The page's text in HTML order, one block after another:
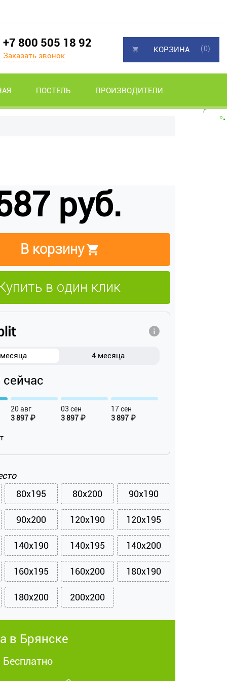
+7 800 505 18 92
Заказать звонок
ПОСТЕЛЬ ПРОИЗВОДИТЕЛИ
КОРЗИНА (0)
руб.
В корзину
в один клик
4 месяца
20 авг
3 897 ₽
03 сен
3 897 ₽
17 сен
3 897 ₽
80x195 80x200 90x190
90x200 120x190 120x195
140x190 140x195 140x200
160x195 160x200 180x190
180x200 200x200
в Брянске
Бесплатно